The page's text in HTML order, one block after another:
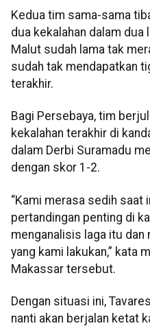
Kedua tim sama-sama
dua kekalahan dalam dua
Malut sudah lama tak
sudah tak mendapatkan
terakhir.
Bagi Persebaya, tim
kekalahan terakhir di
dalam Derbi Suramadu
dengan skor 1-2.
“Kami merasa sedih saat
pertandingan penting di
menganalisis laga itu dan
yang kami lakukan,” kata
Makassar tersebut.
Dengan situasi ini,
nanti akan berjalan ketat